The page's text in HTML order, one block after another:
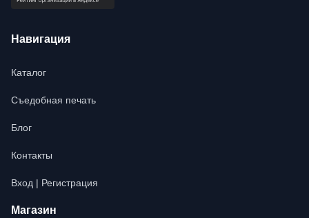
Навигация
Каталог
Съедобная печать
Блог
Контакты
Вход | Регистрация
Магазин